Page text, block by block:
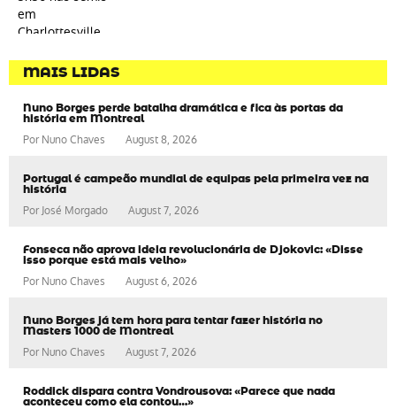
MAIS LIDAS
Nuno Borges perde batalha dramática e fica às portas da
história em Montreal
PorNuno Chaves August 8, 2026
Portugal é campeão mundial de equipas pela primeira vez na
história
Por José Morgado August 7, 2026
Fonseca não aprova ideia revolucionária de Djokovic: «Disse
isso porque está mais velho»
PorNuno Chaves August 6, 2026
Nuno Borges já tem hora para tentar fazer história no
Masters 1000 de Montreal
Por Nuno Chaves August 7, 2026
Roddick dispara contra Vondrousova: «Parece que nada
aconteceu como ela contou…»